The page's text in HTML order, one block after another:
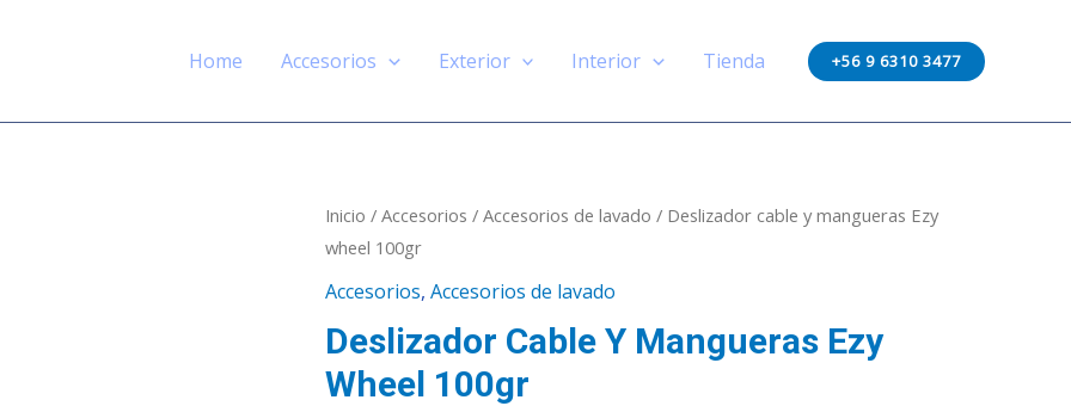
Home Accesorios Exterior Interior Tienda +56 9 6310 3477
Inicio / Accesorios / Accesorios de lavado / Deslizador cable y mangueras Ezy
wheel 100gr
Accesorios, Accesorios de lavado
Deslizador Cable Y Mangueras Ezy
Wheel 100gr
Deslizador
cable
y
Ezy
wheel
mangueras
wheel